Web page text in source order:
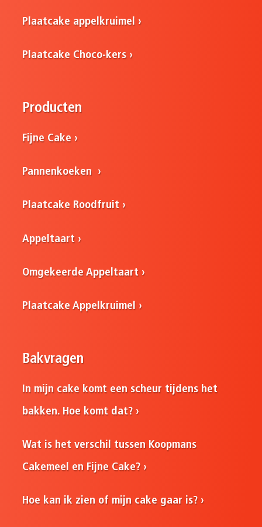
Plaatcake appelkruimel
Plaatcake Choco-kers
Producten
Fijne Cake
Pannenkoeken
Plaatcake Roodfruit
Appeltaart
Omgekeerde Appeltaart
Plaatcake Appelkruimel
Bakvragen
In mijn cake komt een scheur tijdens het
bakken. Hoe komt dat?
Wat is het verschil tussen Koopmans
Cakemeel en Fijne Cake?
Hoe kan ik zien of mijn cake gaar is?